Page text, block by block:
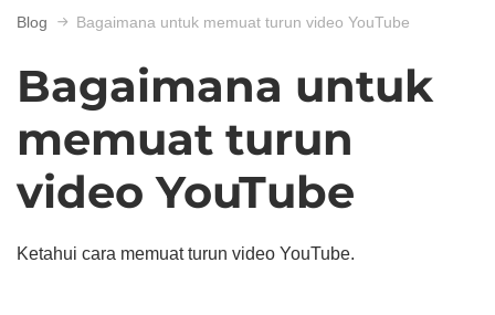
Blog Bagaimana untuk memuat turun video YouTube
Bagaimana untuk
memuat turun
video YouTube
Ketahui cara memuat turun video YouTube.